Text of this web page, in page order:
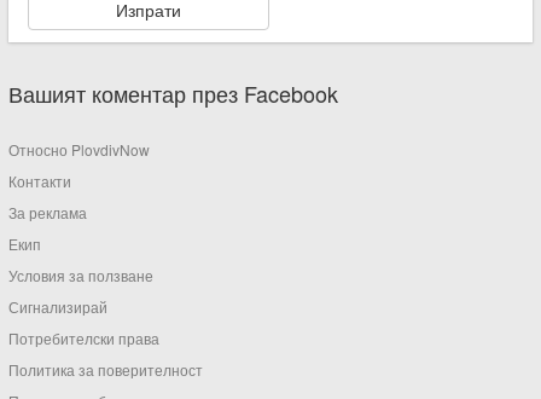
Вашият коментар през Facebook
Относно PlovdivNow
Контакти
За реклама
Екип
Условия за ползване
Сигнализирай
Потребителски права
Политика за поверителност